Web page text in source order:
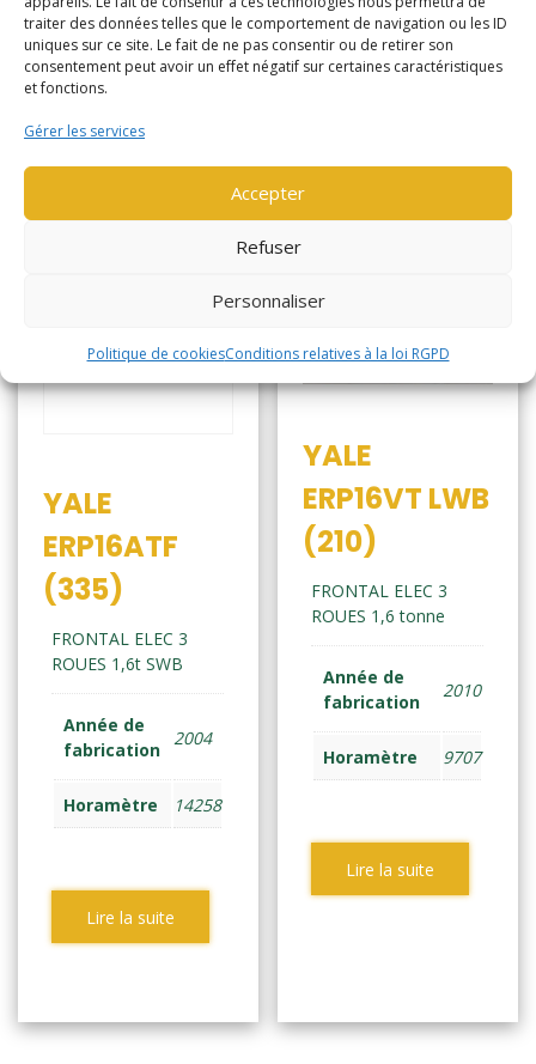
traiter des données telles que le comportement de navigation ou les ID
uniques sur ce site. Le fait de ne pas consentir ou de retirer son
consentement peut avoir un effet négatif sur certaines caractéristiques
et fonctions.
Gérer les services
Accepter
Refuser
Personnaliser
Politique de cookiesConditions relatives à la loi RGPD
Lire la suite
YALE
ERP16ATF
(335)
FRONTAL ELEC 3
ROUES 1,6t SWB
Année de
fabrication
2004
Horamètre 14258
Lire la suite
YALE
ERP16VT LWB
(210)
FRONTAL ELEC 3
ROUES 1,6 tonne
Année de
fabrication
2010
Horamètre 9707
Lire la suite